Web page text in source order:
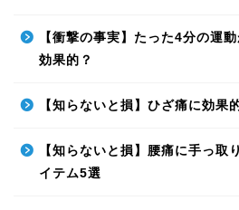
【衝撃の事実】たった4分の運
効果的？
【知らないと損】ひざ痛に効果
【知らないと損】腰痛に手っ取
イテム5選